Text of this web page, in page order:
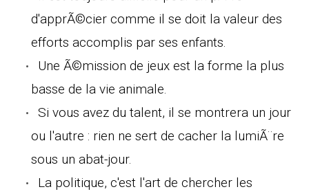
d'apprÃ©cier comme il se doit la valeur des
efforts accomplis par ses enfants.
Une Ã©mission de jeux est la forme la plus
basse de la vie animale.
Si vous avez du talent, il se montrera un jour
ou l'autre : rien ne sert de cacher la lumiÃ¨re
sous un abat-jour.
La politique, c'est l'art de chercher les